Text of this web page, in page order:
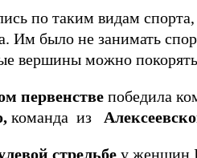
по таким видам спорта,
Им было не занимать
вершины можно
первенстве победила
команда из
стрельбе у женщин